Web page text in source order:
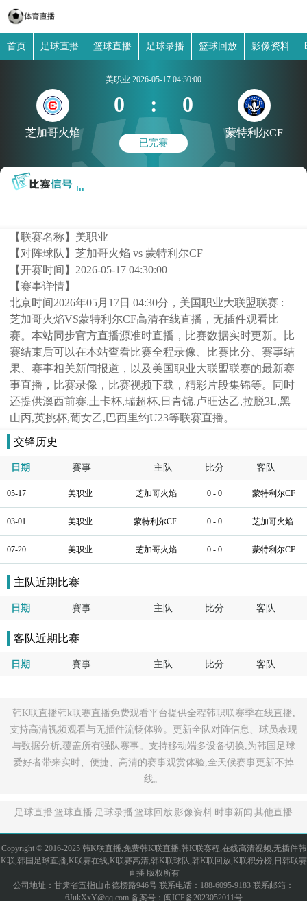
首页 足球直播 篮球直播 足球录播 篮球回放 影像资料
芝加哥火焰
美职业 2026-05-17 04:30:00
0 : 0
已完赛
蒙特利尔CF
【联赛名称】 美职业
【对阵球队】芝加哥火焰 vs 蒙特利尔CF
【开赛时间】 2026-05-17 04:30:00
【赛事详情】
北京时间2026年05月17日 04:30分，美国职业大联盟联赛 :
芝加哥火焰VS蒙特利尔CF高清在线直播，无插件观看比
赛。本站同步官方直播源准时直播，比赛数据实时更新。比
赛结束后可以在本站查看比赛全程录像、比赛比分、赛事结
果、赛事相关新闻报道，以及美国职业大联盟联赛的最新赛
事直播，比赛录像，比赛视频下载，精彩片段集锦等。同时
还提供澳西前赛,土卡杯,瑞超杯,日青锦,卢旺达乙,拉脱3L,黑
山丙,英挑杯,葡女乙,巴西里约U23等联赛直播。
交锋历史
日期 賽事 主队 比分 客队
05-17 美职业 芝加哥火焰 0 - 0 蒙特利尔CF
03-01 美职业 蒙特利尔CF 0 - 0 芝加哥火焰
07-20 美职业 芝加哥火焰 0 - 0 蒙特利尔CF
主队近期比赛
日期 賽事 主队 比分 客队
客队近期比赛
日期 賽事 主队 比分 客队
韩K联直播韩k联赛直播免费观看平台提供全程韩职联赛季在线直播,
支持高清视频观看与无插件流畅体验。更新全队对阵信息、球员表现
与数据分析,覆盖所有强队赛事。支持移动端多设备切换,为韩国足球
爱好者带来实时、便捷、高清的赛事观赏体验,全天候赛事更新不掉
线。
足球直播 篮球直播 足球录播 篮球回放 影像资料 时事新闻 其他直播
Copyright © 2016-2025 韩K联直播,免费韩K联直播,韩K联赛程,在线高清视频,无插件韩
K联,韩国足球直播,K联赛在线,K联赛高清,韩K联球队,韩K联回放,K联积分榜,日韩联赛
直播 版权所有
公司地址：甘肃省五指山市德榜路946号 联系电话：188-6095-9183 联系邮箱：
6JukXxY@qq.com 备案号： 闽ICP备2023052011号